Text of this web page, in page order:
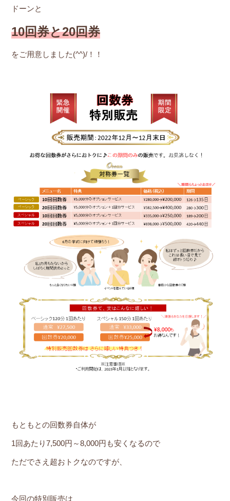
ドーンと
10回券と20回券
をご用意しました(^^)/！！
もともとの回数券自体が
1回あたり7,500円～8,000円も安くなるので
ただでさえ超おトクなのですが、
今回の特別販売は